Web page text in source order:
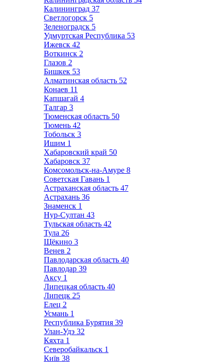
Калининград 37
Светлогорск 5
Зеленоградск 5
Удмуртская Республика 53
Ижевск 42
Воткинск 2
Глазов 2
Бишкек 53
Алматинская область 52
Конаев 11
Капшагай 4
Талгар 3
Тюменская область 50
Тюмень 42
Тобольск 3
Ишим 1
Хабаровский край 50
Хабаровск 37
Комсомольск-на-Амуре 8
Советская Гавань 1
Астраханская область 47
Астрахань 36
Знаменск 1
Нур-Султан 43
Тульская область 42
Тула 26
Щёкино 3
Венев 2
Павлодарская область 40
Павлодар 39
Аксу 1
Липецкая область 40
Липецк 25
Елец 2
Усмань 1
Республика Бурятия 39
Улан-Удэ 32
Кяхта 1
Северобайкальск 1
Київ 38